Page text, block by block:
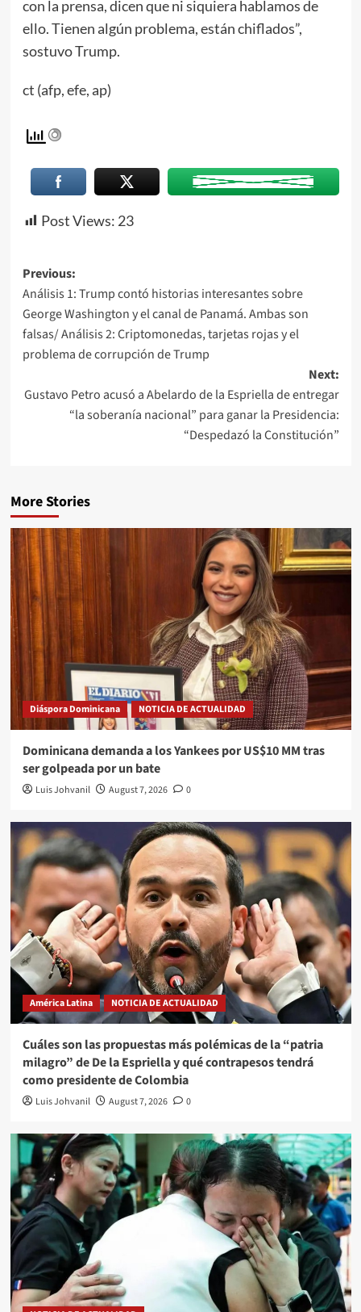
con la prensa, dicen que ni siquiera hablamos de
ello. Tienen algún problema, están chiflados”,
sostuvo Trump.
ct (afp, efe, ap)
Post Views: 23
Previous:
Análisis 1: Trump contó historias interesantes sobre
George Washington y el canal de Panamá. Ambas son
falsas/ Análisis 2: Criptomonedas, tarjetas rojas y el
problema de corrupción de Trump
Next:
Gustavo Petro acusó a Abelardo de la Espriella de entregar
“la soberanía nacional” para ganar la Presidencia:
“Despedazó la Constitución”
More Stories
Diáspora Dominicana NOTICIA DE ACTUALIDAD
Dominicana demanda a los Yankees por US$10 MM tras
ser golpeada por un bate
Luis Johvanil August 7, 2026 0
América Latina NOTICIA DE ACTUALIDAD
Cuáles son las propuestas más polémicas de la “patria
milagro” de De la Espriella y qué contrapesos tendrá
como presidente de Colombia
Luis Johvanil August 7, 2026 0